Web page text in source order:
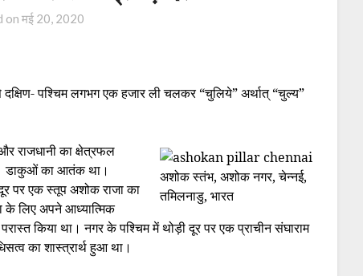
on मई 20, 2020
दक्षिण- पश्चिम लगभग एक हजार ली चलकर “चुलिये” अर्थात् “चुल्य”
अशोक स्तंभ, अशोक नगर, चेन्नई,
तमिलनाडु, भारत
राजधानी का क्षेत्रफल
डाकुओं का आतंक था।
पर एक स्तूप अशोक राजा का
के लिए अपने आध्यात्मिक
किया था। नगर के पश्चिम में थोड़ी दूर पर एक प्राचीन संघाराम
का शास्त्रार्थ हुआ था।